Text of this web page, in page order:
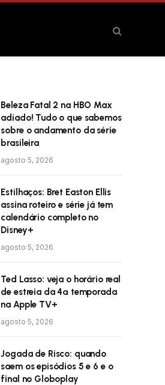
Beleza Fatal 2 na HBO Max
adiado! Tudo o que sabemos
sobre o andamento da série
brasileira
agosto 5, 2026
Estilhaços: Bret Easton Ellis
assina roteiro e série já tem
calendário completo no
Disney+
agosto 5, 2026
Ted Lasso: veja o horário real
de estreia da 4ª temporada
na Apple TV+
agosto 5, 2026
Jogada de Risco: quando
saem os episódios 5 e 6 e o
final no Globoplay